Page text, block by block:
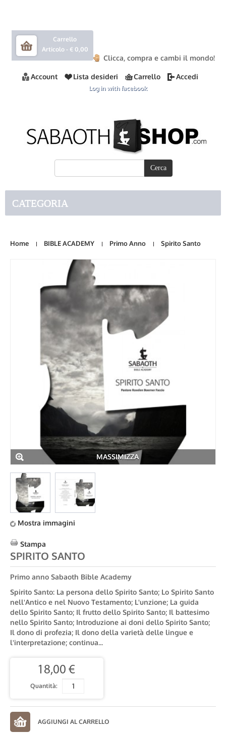
Carrello
Articolo - € 0,00
Clicca, compra e cambi il mondo!
Account Lista desideri Carrello Accedi
Log in with facebook
CATEGORIA
Home BIBLE ACADEMY Primo Anno Spirito Santo
MASSIMIZZA
Mostra immagini
Stampa
SPIRITO SANTO
Primo anno Sabaoth Bible Academy
Spirito Santo: La persona dello Spirito Santo; Lo Spirito Santo
nell'Antico e nel Nuovo Testamento; L'unzione; La guida
dello Spirito Santo; Il frutto dello Spirito Santo; Il battesimo
nello Spirito Santo; Introduzione ai doni dello Spirito Santo;
Il dono di profezia; Il dono della varietà delle lingue e
l'interpretazione; continua...
18,00 €
Quantità: